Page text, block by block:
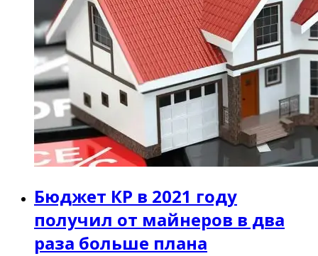
Бюджет КР в 2021 году
получил от майнеров в два
раза больше плана